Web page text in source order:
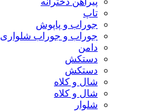
تاپ
جوراب و پاپوش
جوراب و جوراب شلواری
دامن
دستکش
دستکش
شال و کلاه
شال و کلاه
شلوار